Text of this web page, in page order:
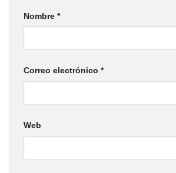
Nombre *
Correo electrónico *
Web